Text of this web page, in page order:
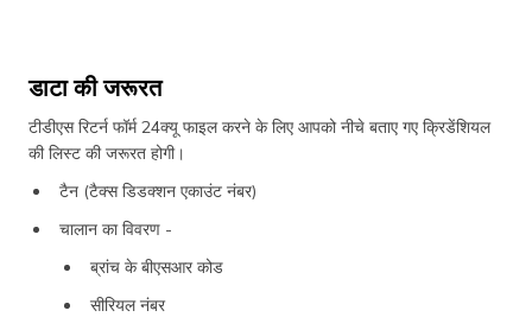
डाटा की जरूरत
टीडीएस रिटर्न फॉर्म 24क्यू फाइल करने के लिए आपको नीचे बताए गए क्रिडेंशियल
की लिस्ट की जरूरत होगी।
टैन (टैक्स डिडक्शन एकाउंट नंबर)
चालान का विवरण -
ब्रांच के बीएसआर कोड
सीरियल नंबर